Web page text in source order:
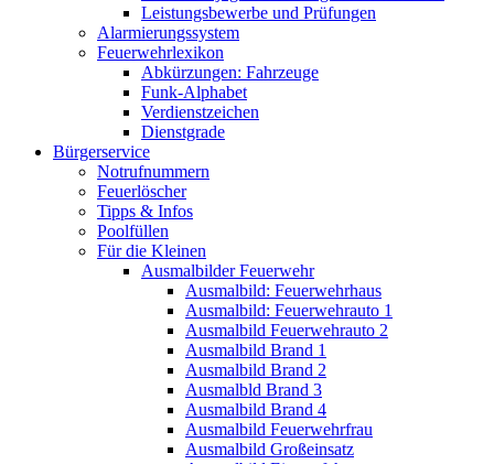
Leistungsbewerbe und Prüfungen
Alarmierungssystem
Feuerwehrlexikon
Abkürzungen: Fahrzeuge
Funk-Alphabet
Verdienstzeichen
Dienstgrade
Bürgerservice
Notrufnummern
Feuerlöscher
Tipps & Infos
Poolfüllen
Für die Kleinen
Ausmalbilder Feuerwehr
Ausmalbild: Feuerwehrhaus
Ausmalbild: Feuerwehrauto 1
Ausmalbild Feuerwehrauto 2
Ausmalbild Brand 1
Ausmalbild Brand 2
Ausmalbld Brand 3
Ausmalbild Brand 4
Ausmalbild Feuerwehrfrau
Ausmalbild Großeinsatz